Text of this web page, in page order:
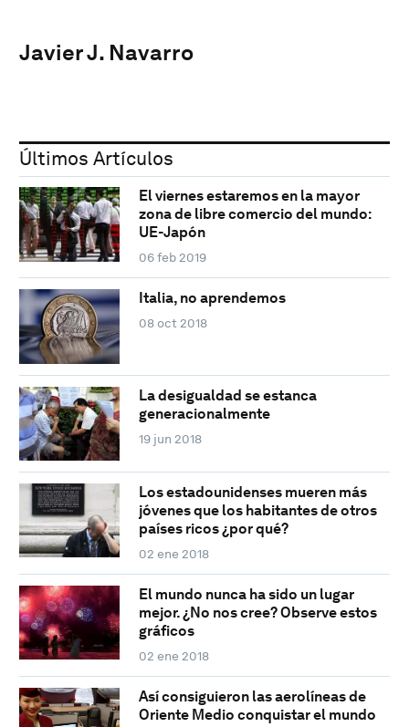
Javier J. Navarro
Últimos Artículos
El viernes estaremos en la mayor
zona de libre comercio del mundo:
UE-Japón
06 feb 2019
Italia, no aprendemos
08 oct 2018
La desigualdad se estanca
generacionalmente
19 jun 2018
Los estadounidenses mueren más
jóvenes que los habitantes de otros
países ricos ¿por qué?
02 ene 2018
El mundo nunca ha sido un lugar
mejor. ¿No nos cree? Observe estos
gráficos
02 ene 2018
Así consiguieron las aerolíneas de
Oriente Medio conquistar el mundo